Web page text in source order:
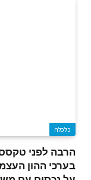
כלכלה
הרבה לפני טקסס